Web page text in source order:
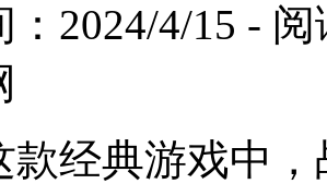
：2024/4/15 -
款经典游戏中